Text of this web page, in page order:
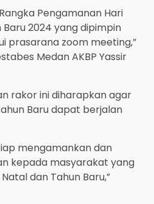
Pengamanan Hari
Baru 2024 yang dipimpin
prasarana zoom meeting,”
Medan AKBP Yassir
rakor ini diharapkan agar
Baru dapat berjalan
mengamankan dan
kepada masyarakat yang
dan Tahun Baru,”